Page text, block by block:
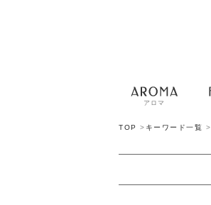
アロマ
TOP > キーワード一覧 >